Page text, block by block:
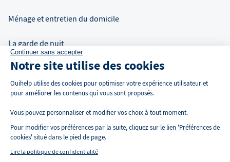
Ménage et entretien du domicile
La garde de nuit
Auxiliaire de vie à domicile
Continuer sans accepter
Notre site utilise des cookies
Ouihelp utilise des cookies pour optimiser votre expérience utilisateur et
pour améliorer les contenus qui vous sont proposés.
Vous pouvez personnaliser et modifier vos choix à tout moment.
Pour modifier vos préférences par la suite, cliquez sur le lien 'Préférences de
cookies' situé dans le pied de page.
Lire la politique de confidentialité